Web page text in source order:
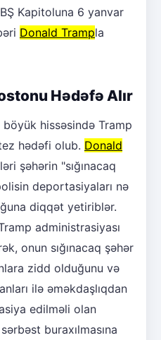
Kapitoluna 6 yanvar
Donald Trampla
Hədəfə Alır
hissəsində Tramp
hədəfi olub. Donald
şəhərin "sığınacaq
deportasiyaları nə
diqqət yetiriblər.
administrasiyası
onun sığınacaq şəhər
zidd olduğunu və
ilə əməkdaşlıqdan
edilməli olan
buraxılmasına